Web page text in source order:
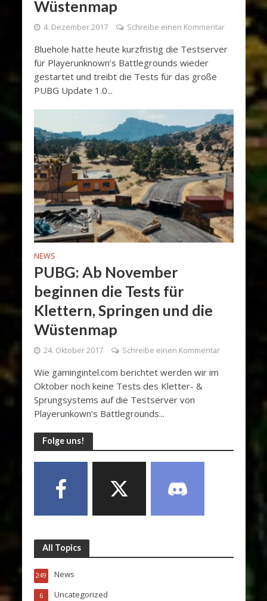
Wüstenmap
4. Dezember 2017 Schreibe einen Kommentar
Bluehole hatte heute kurzfristig die Testserver
für Playerunknown’s Battlegrounds wieder
gestartet und treibt die Tests für das große
PUBG Update 1.0...
NEWS
PUBG: Ab November
beginnen die Tests für
Klettern, Springen und die
Wüstenmap
24. Oktober 2017 Schreibe einen Kommentar
Wie gamingintel.com berichtet werden wir im
Oktober noch keine Tests des Kletter- &
Sprungsystems auf die Testserver von
Playerunkown’s Battlegrounds...
Folge uns!
All Topics
News
249
Uncategorized
6